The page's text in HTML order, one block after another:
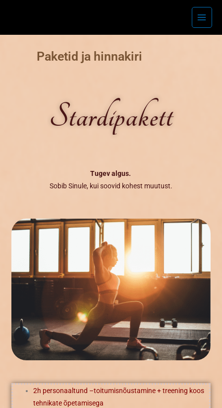
Main
Menu
Paketid ja hinnakiri
Stardipakett
Tugev algus.
Sobib Sinule, kui soovid kohest muutust.
2h personaaltund –toitumisnõustamine + treening koos
tehnikate õpetamisega